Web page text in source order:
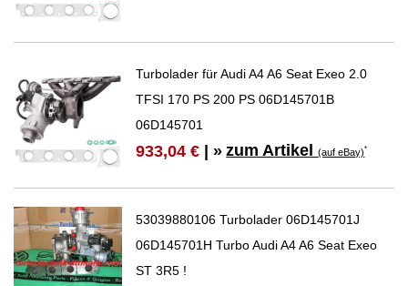
Turbolader für Audi A4 A6 Seat Exeo 2.0
TFSI 170 PS 200 PS 06D145701B
06D145701
933,04 € | » zum Artikel(auf eBay)*
53039880106 Turbolader 06D145701J
06D145701H Turbo Audi A4 A6 Seat Exeo
ST 3R5 !